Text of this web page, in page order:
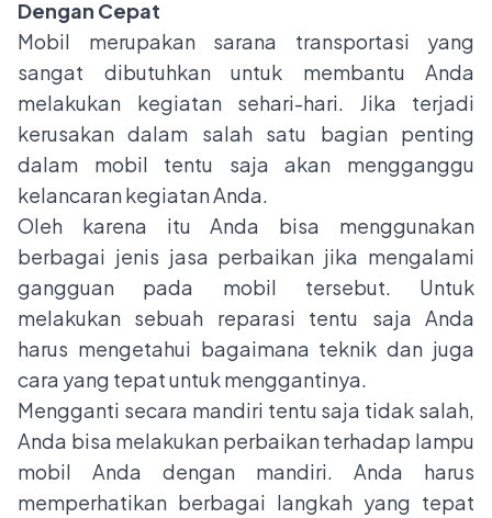
Dengan Cepat
Mobil merupakan sarana transportasi yang
sangat dibutuhkan untuk membantu Anda
melakukan kegiatan sehari-hari. Jika terjadi
kerusakan dalam salah satu bagian penting
dalam mobil tentu saja akan mengganggu
kelancaran kegiatan Anda.
Oleh karena itu Anda bisa menggunakan
berbagai jenis jasa perbaikan jika mengalami
gangguan pada mobil tersebut. Untuk
melakukan sebuah reparasi tentu saja Anda
harus mengetahui bagaimana teknik dan juga
cara yang tepat untuk menggantinya.
Mengganti secara mandiri tentu saja tidak salah,
Anda bisa melakukan perbaikan terhadap lampu
mobil Anda dengan mandiri. Anda harus
memperhatikan berbagai langkah yang tepat